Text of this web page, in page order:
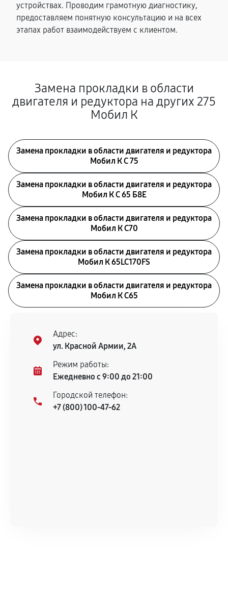
устройствах. Проводим грамотную диагностику,
предоставляем понятную консультацию и на всех
этапах работ взаимодействуем с клиентом.
Замена прокладки в области
двигателя и редуктора на других 275
Мобил К
Замена прокладки в области двигателя и редуктора
Мобил К С 75
Замена прокладки в области двигателя и редуктора
Мобил К С 65 Б8Е
Замена прокладки в области двигателя и редуктора
Мобил К С70
Замена прокладки в области двигателя и редуктора
Мобил К 65LC170FS
Замена прокладки в области двигателя и редуктора
Мобил К С65
Адрес:
ул. Красной Армии, 2А
Режим работы:
Ежедневно с 9:00 до 21:00
Городской телефон:
+7 (800) 100-47-62